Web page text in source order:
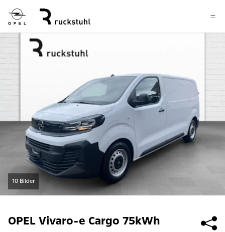
10 Bilder
OPEL Vivaro-e Cargo 75kWh